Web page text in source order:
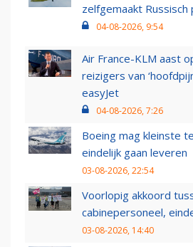
zelfgemaakt
04-08-2026, 9:54
Air France-KLM aast
reizigers van
easyJet
04-08-2026, 7:26
Boeing mag kleinste
eindelijk gaan leveren
03-08-2026, 22:54
Voorlopig akkoord
cabinepersoneel,
03-08-2026, 14:40